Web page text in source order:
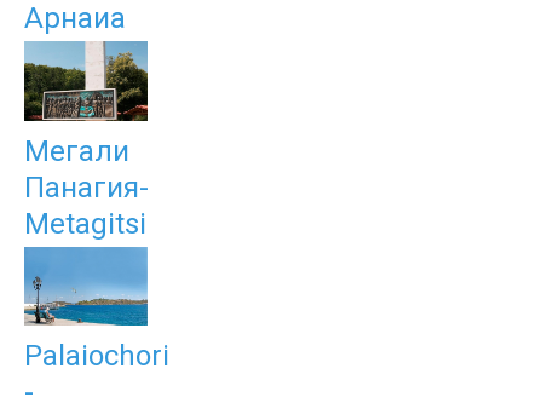
Арнаиа
Мегали
Панагия-
Metagitsi
Palaiochori
-